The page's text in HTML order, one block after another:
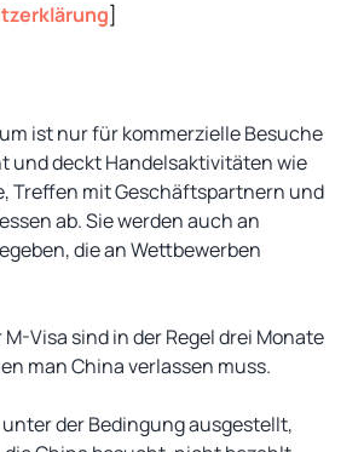
]
ist nur für kommerzielle Besuche
und deckt Handelsaktivitäten wie
Treffen mit Geschäftspartnern und
ab. Sie werden auch an
die an Wettbewerben
Visa sind in der Regel drei Monate
man China verlassen muss.
unter der Bedingung ausgestellt,